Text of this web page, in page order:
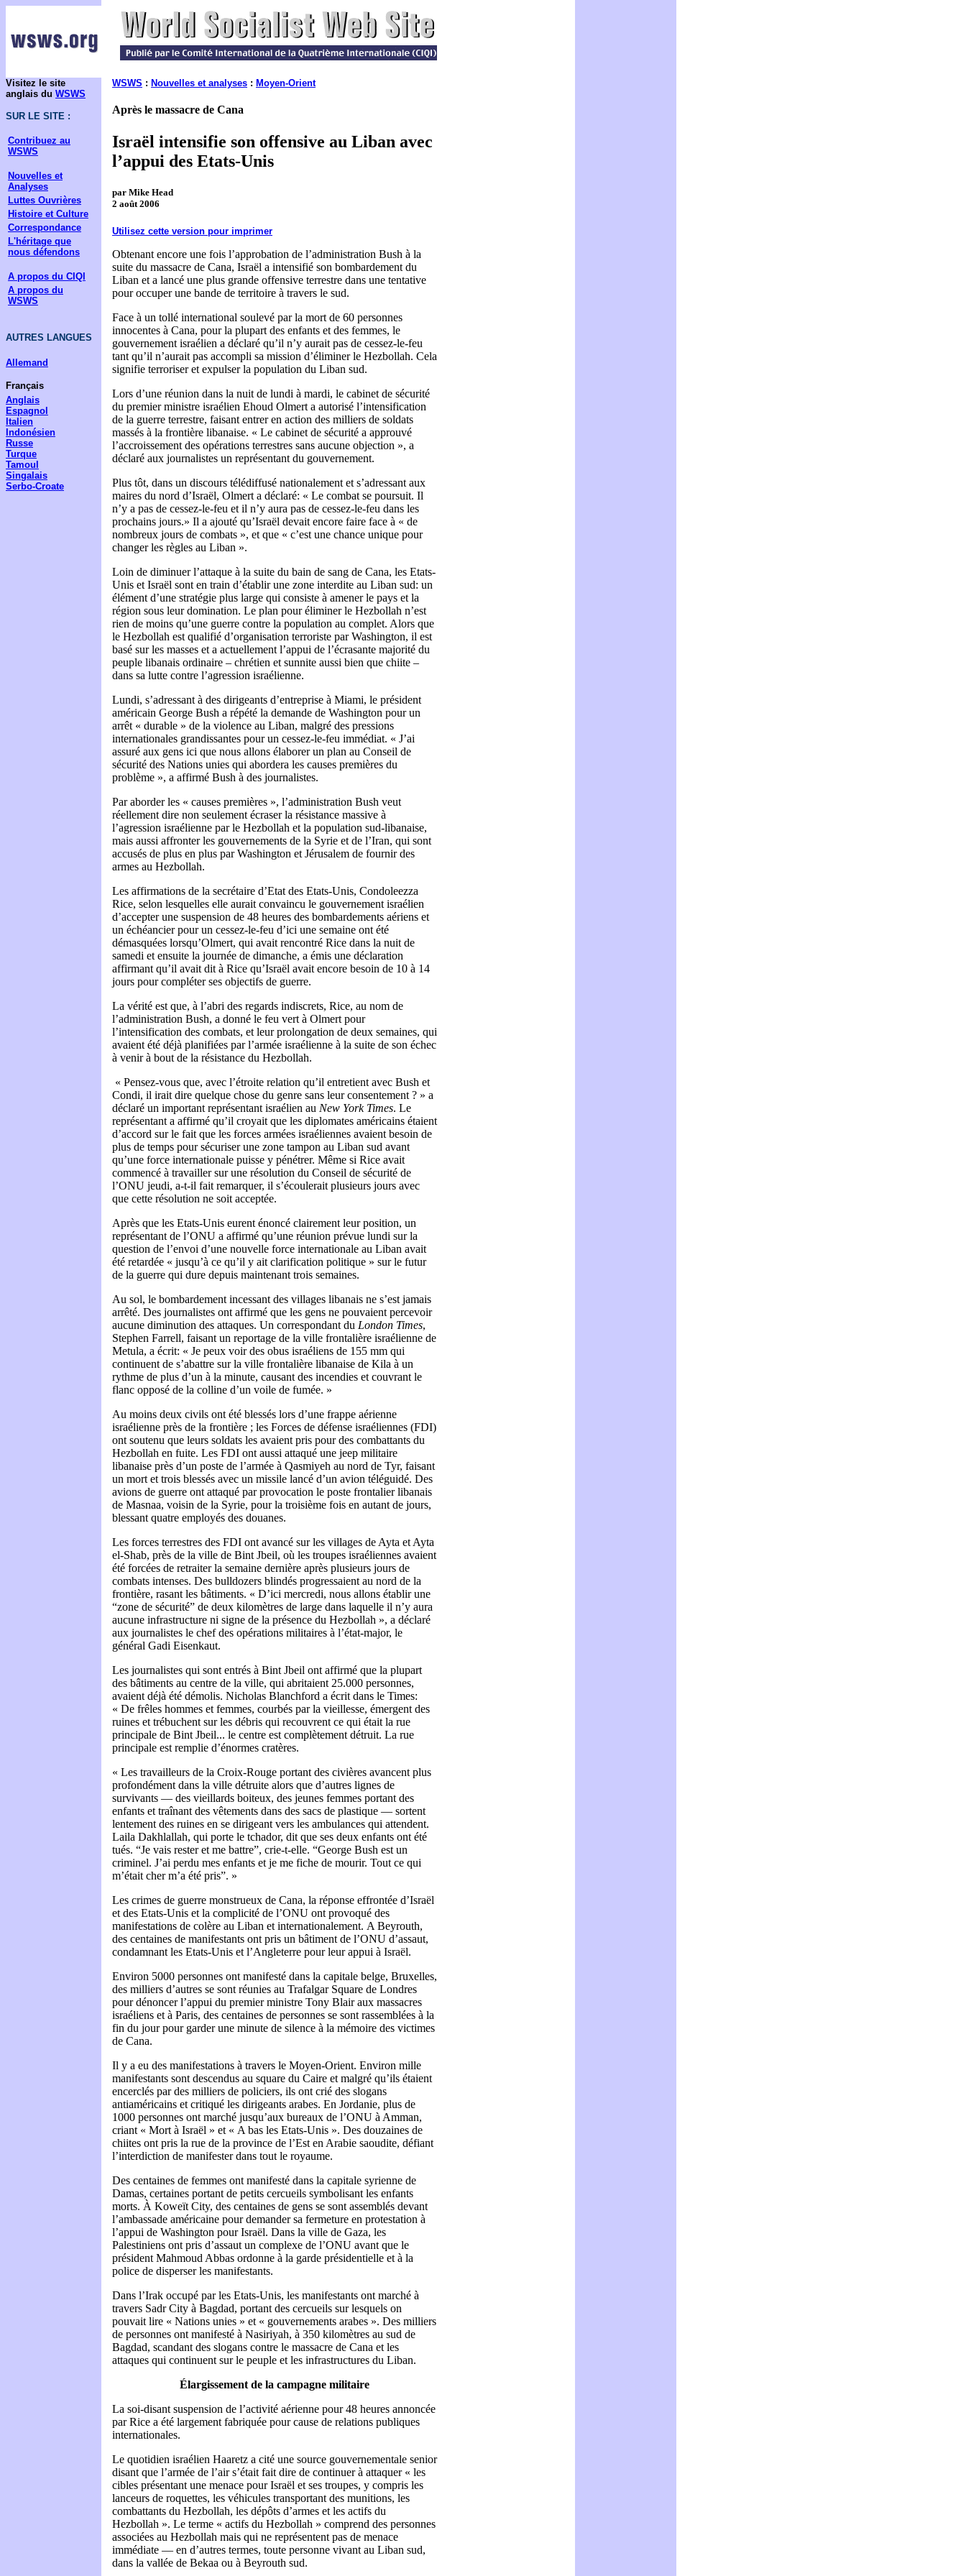
Visitez le site
anglais du WSWS
SUR LE SITE :
Contribuez au
WSWS
Nouvelles et
Analyses
Luttes Ouvrières
Histoire et Culture
Correspondance
L'héritage que
nous défendons
A propos du CIQI
A propos du
WSWS
AUTRES LANGUES
Allemand
Français
Anglais
Espagnol
Italien
Indonésien
Russe
Turque
Tamoul
Singalais
Serbo-Croate
WSWS : Nouvelles et analyses : Moyen-Orient
Après le massacre de Cana
Israël intensifie son offensive au Liban avec
l’appui des Etats-Unis
par Mike Head
2 août 2006
Utilisez cette version pour imprimer
Obtenant encore une fois l’approbation de l’administration Bush à la
suite du massacre de Cana, Israël a intensifié son bombardement du
Liban et a lancé une plus grande offensive terrestre dans une tentative
pour occuper une bande de territoire à travers le sud.
Face à un tollé international soulevé par la mort de 60 personnes
innocentes à Cana, pour la plupart des enfants et des femmes, le
gouvernement israélien a déclaré qu’il n’y aurait pas de cessez-le-feu
tant qu’il n’aurait pas accompli sa mission d’éliminer le Hezbollah. Cela
signifie terroriser et expulser la population du Liban sud.
Lors d’une réunion dans la nuit de lundi à mardi, le cabinet de sécurité
du premier ministre israélien Ehoud Olmert a autorisé l’intensification
de la guerre terrestre, faisant entrer en action des milliers de soldats
massés à la frontière libanaise. « Le cabinet de sécurité a approuvé
l’accroissement des opérations terrestres sans aucune objection », a
déclaré aux journalistes un représentant du gouvernement.
Plus tôt, dans un discours télédiffusé nationalement et s’adressant aux
maires du nord d’Israël, Olmert a déclaré: « Le combat se poursuit. Il
n’y a pas de cessez-le-feu et il n’y aura pas de cessez-le-feu dans les
prochains jours.» Il a ajouté qu’Israël devait encore faire face à « de
nombreux jours de combats », et que « c’est une chance unique pour
changer les règles au Liban ».
Loin de diminuer l’attaque à la suite du bain de sang de Cana, les Etats-
Unis et Israël sont en train d’établir une zone interdite au Liban sud: un
élément d’une stratégie plus large qui consiste à amener le pays et la
région sous leur domination. Le plan pour éliminer le Hezbollah n’est
rien de moins qu’une guerre contre la population au complet. Alors que
le Hezbollah est qualifié d’organisation terroriste par Washington, il est
basé sur les masses et a actuellement l’appui de l’écrasante majorité du
peuple libanais ordinaire – chrétien et sunnite aussi bien que chiite –
dans sa lutte contre l’agression israélienne.
Lundi, s’adressant à des dirigeants d’entreprise à Miami, le président
américain George Bush a répété la demande de Washington pour un
arrêt « durable » de la violence au Liban, malgré des pressions
internationales grandissantes pour un cessez-le-feu immédiat. « J’ai
assuré aux gens ici que nous allons élaborer un plan au Conseil de
sécurité des Nations unies qui abordera les causes premières du
problème », a affirmé Bush à des journalistes.
Par aborder les « causes premières », l’administration Bush veut
réellement dire non seulement écraser la résistance massive à
l’agression israélienne par le Hezbollah et la population sud-libanaise,
mais aussi affronter les gouvernements de la Syrie et de l’Iran, qui sont
accusés de plus en plus par Washington et Jérusalem de fournir des
armes au Hezbollah.
Les affirmations de la secrétaire d’Etat des Etats-Unis, Condoleezza
Rice, selon lesquelles elle aurait convaincu le gouvernement israélien
d’accepter une suspension de 48 heures des bombardements aériens et
un échéancier pour un cessez-le-feu d’ici une semaine ont été
démasquées lorsqu’Olmert, qui avait rencontré Rice dans la nuit de
samedi et ensuite la journée de dimanche, a émis une déclaration
affirmant qu’il avait dit à Rice qu’Israël avait encore besoin de 10 à 14
jours pour compléter ses objectifs de guerre.
La vérité est que, à l’abri des regards indiscrets, Rice, au nom de
l’administration Bush, a donné le feu vert à Olmert pour
l’intensification des combats, et leur prolongation de deux semaines, qui
avaient été déjà planifiées par l’armée israélienne à la suite de son échec
à venir à bout de la résistance du Hezbollah.
« Pensez-vous que, avec l’étroite relation qu’il entretient avec Bush et
Condi, il irait dire quelque chose du genre sans leur consentement ? » a
déclaré un important représentant israélien au New York Times. Le
représentant a affirmé qu’il croyait que les diplomates américains étaient
d’accord sur le fait que les forces armées israéliennes avaient besoin de
plus de temps pour sécuriser une zone tampon au Liban sud avant
qu’une force internationale puisse y pénétrer. Même si Rice avait
commencé à travailler sur une résolution du Conseil de sécurité de
l’ONU jeudi, a-t-il fait remarquer, il s’écoulerait plusieurs jours avec
que cette résolution ne soit acceptée.
Après que les Etats-Unis eurent énoncé clairement leur position, un
représentant de l’ONU a affirmé qu’une réunion prévue lundi sur la
question de l’envoi d’une nouvelle force internationale au Liban avait
été retardée « jusqu’à ce qu’il y ait clarification politique » sur le futur
de la guerre qui dure depuis maintenant trois semaines.
Au sol, le bombardement incessant des villages libanais ne s’est jamais
arrêté. Des journalistes ont affirmé que les gens ne pouvaient percevoir
aucune diminution des attaques. Un correspondant du London Times,
Stephen Farrell, faisant un reportage de la ville frontalière israélienne de
Metula, a écrit: « Je peux voir des obus israéliens de 155 mm qui
continuent de s’abattre sur la ville frontalière libanaise de Kila à un
rythme de plus d’un à la minute, causant des incendies et couvrant le
flanc opposé de la colline d’un voile de fumée. »
Au moins deux civils ont été blessés lors d’une frappe aérienne
israélienne près de la frontière ; les Forces de défense israéliennes (FDI)
ont soutenu que leurs soldats les avaient pris pour des combattants du
Hezbollah en fuite. Les FDI ont aussi attaqué une jeep militaire
libanaise près d’un poste de l’armée à Qasmiyeh au nord de Tyr, faisant
un mort et trois blessés avec un missile lancé d’un avion téléguidé. Des
avions de guerre ont attaqué par provocation le poste frontalier libanais
de Masnaa, voisin de la Syrie, pour la troisième fois en autant de jours,
blessant quatre employés des douanes.
Les forces terrestres des FDI ont avancé sur les villages de Ayta et Ayta
el-Shab, près de la ville de Bint Jbeil, où les troupes israéliennes avaient
été forcées de retraiter la semaine dernière après plusieurs jours de
combats intenses. Des bulldozers blindés progressaient au nord de la
frontière, rasant les bâtiments. « D’ici mercredi, nous allons établir une
“zone de sécurité” de deux kilomètres de large dans laquelle il n’y aura
aucune infrastructure ni signe de la présence du Hezbollah », a déclaré
aux journalistes le chef des opérations militaires à l’état-major, le
général Gadi Eisenkaut.
Les journalistes qui sont entrés à Bint Jbeil ont affirmé que la plupart
des bâtiments au centre de la ville, qui abritaient 25.000 personnes,
avaient déjà été démolis. Nicholas Blanchford a écrit dans le Times:
« De frêles hommes et femmes, courbés par la vieillesse, émergent des
ruines et trébuchent sur les débris qui recouvrent ce qui était la rue
principale de Bint Jbeil... le centre est complètement détruit. La rue
principale est remplie d’énormes cratères.
« Les travailleurs de la Croix-Rouge portant des civières avancent plus
profondément dans la ville détruite alors que d’autres lignes de
survivants — des vieillards boiteux, des jeunes femmes portant des
enfants et traînant des vêtements dans des sacs de plastique — sortent
lentement des ruines en se dirigeant vers les ambulances qui attendent.
Laila Dakhlallah, qui porte le tchador, dit que ses deux enfants ont été
tués. “Je vais rester et me battre”, crie-t-elle. “George Bush est un
criminel. J’ai perdu mes enfants et je me fiche de mourir. Tout ce qui
m’était cher m’a été pris”. »
Les crimes de guerre monstrueux de Cana, la réponse effrontée d’Israël
et des Etats-Unis et la complicité de l’ONU ont provoqué des
manifestations de colère au Liban et internationalement. A Beyrouth,
des centaines de manifestants ont pris un bâtiment de l’ONU d’assaut,
condamnant les Etats-Unis et l’Angleterre pour leur appui à Israël.
Environ 5000 personnes ont manifesté dans la capitale belge, Bruxelles,
des milliers d’autres se sont réunies au Trafalgar Square de Londres
pour dénoncer l’appui du premier ministre Tony Blair aux massacres
israéliens et à Paris, des centaines de personnes se sont rassemblées à la
fin du jour pour garder une minute de silence à la mémoire des victimes
de Cana.
Il y a eu des manifestations à travers le Moyen-Orient. Environ mille
manifestants sont descendus au square du Caire et malgré qu’ils étaient
encerclés par des milliers de policiers, ils ont crié des slogans
antiaméricains et critiqué les dirigeants arabes. En Jordanie, plus de
1000 personnes ont marché jusqu’aux bureaux de l’ONU à Amman,
criant « Mort à Israël » et « A bas les Etats-Unis ». Des douzaines de
chiites ont pris la rue de la province de l’Est en Arabie saoudite, défiant
l’interdiction de manifester dans tout le royaume.
Des centaines de femmes ont manifesté dans la capitale syrienne de
Damas, certaines portant de petits cercueils symbolisant les enfants
morts. À Koweït City, des centaines de gens se sont assemblés devant
l’ambassade américaine pour demander sa fermeture en protestation à
l’appui de Washington pour Israël. Dans la ville de Gaza, les
Palestiniens ont pris d’assaut un complexe de l’ONU avant que le
président Mahmoud Abbas ordonne à la garde présidentielle et à la
police de disperser les manifestants.
Dans l’Irak occupé par les Etats-Unis, les manifestants ont marché à
travers Sadr City à Bagdad, portant des cercueils sur lesquels on
pouvait lire « Nations unies » et « gouvernements arabes ». Des milliers
de personnes ont manifesté à Nasiriyah, à 350 kilomètres au sud de
Bagdad, scandant des slogans contre le massacre de Cana et les
attaques qui continuent sur le peuple et les infrastructures du Liban.
Élargissement de la campagne militaire
La soi-disant suspension de l’activité aérienne pour 48 heures annoncée
par Rice a été largement fabriquée pour cause de relations publiques
internationales.
Le quotidien israélien Haaretz a cité une source gouvernementale senior
disant que l’armée de l’air s’était fait dire de continuer à attaquer « les
cibles présentant une menace pour Israël et ses troupes, y compris les
lanceurs de roquettes, les véhicules transportant des munitions, les
combattants du Hezbollah, les dépôts d’armes et les actifs du
Hezbollah ». Le terme « actifs du Hezbollah » comprend des personnes
associées au Hezbollah mais qui ne représentent pas de menace
immédiate — en d’autres termes, toute personne vivant au Liban sud,
dans la vallée de Bekaa ou à Beyrouth sud.